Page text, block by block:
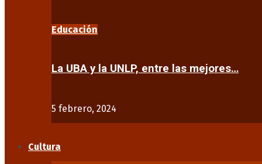
Educación
La UBA y la UNLP, entre las mejores…
5 febrero, 2024
Cultura